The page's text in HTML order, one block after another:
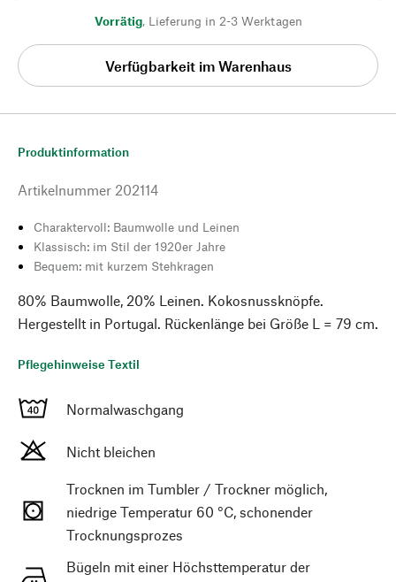
Vorrätig, Lieferung in 2-3 Werktagen
Verfügbarkeit im Warenhaus
Produktinformation
Artikelnummer 202114
Charaktervoll: Baumwolle und Leinen
Klassisch: im Stil der 1920er Jahre
Bequem: mit kurzem Stehkragen
80% Baumwolle, 20% Leinen. Kokosnussknöpfe.
Hergestellt in Portugal. Rückenlänge bei Größe L = 79 cm.
Pflegehinweise Textil
Normalwaschgang
Nicht bleichen
Trocknen im Tumbler / Trockner möglich,
niedrige Temperatur 60 °C, schonender
Trocknungsprozes
Bügeln mit einer Höchsttemperatur der